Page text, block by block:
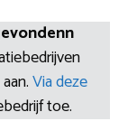
Via deze
toe.